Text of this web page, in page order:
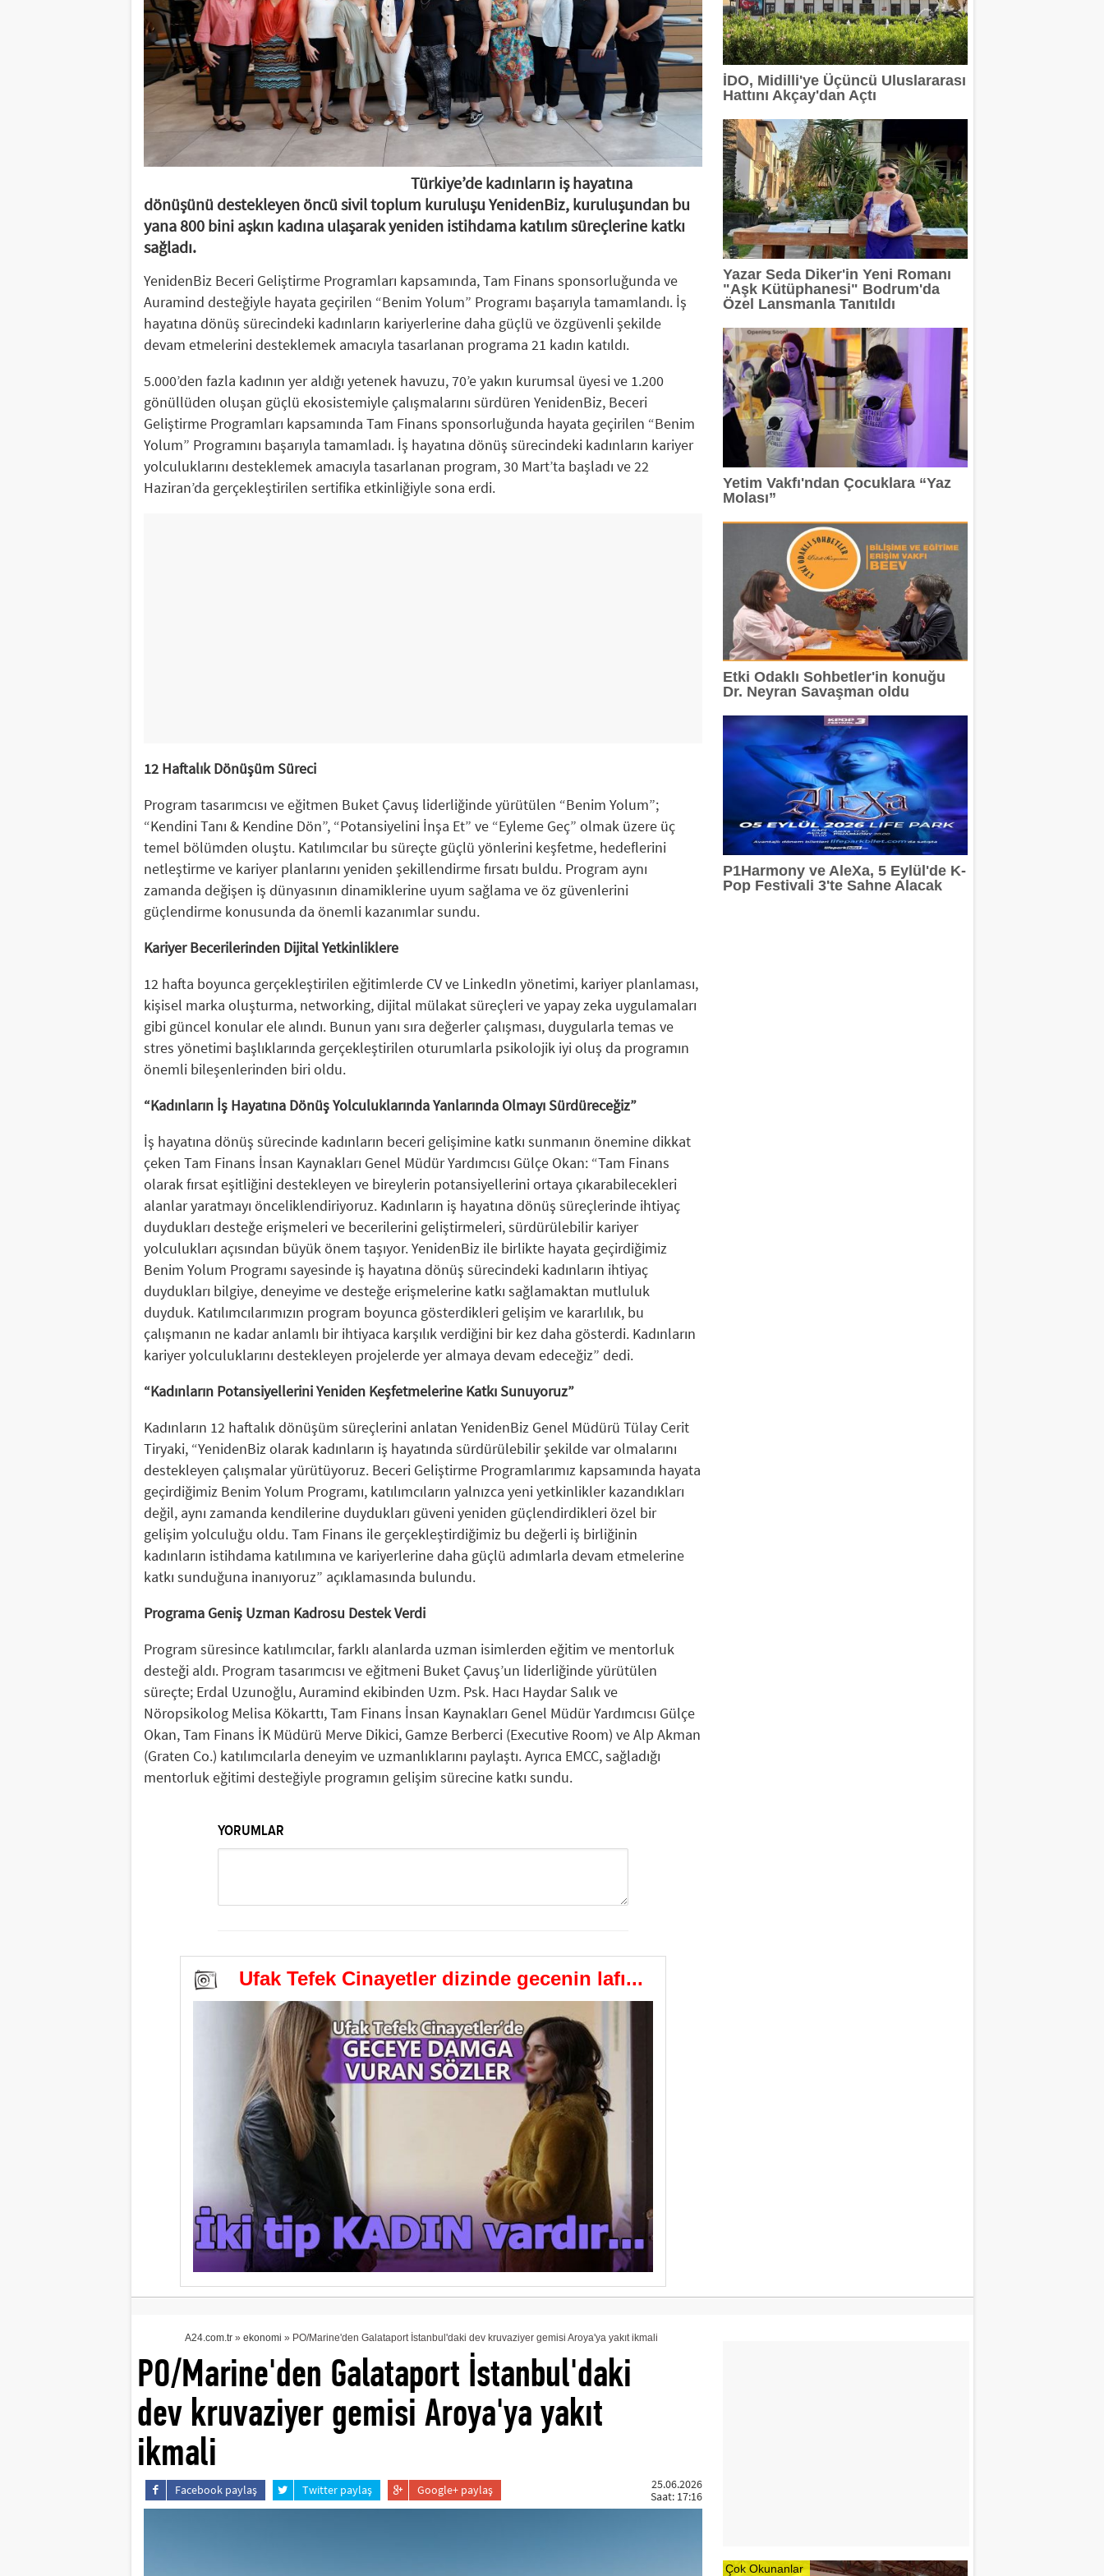
15:13 : TGC 2026 Sedat Simavi Ödülleri'ne başvurular devam ediyor
13:36 : Tasarım, teknoloji ve profesyonel etkileşim Geberit Info Showroom'da buluştu
13:27: TİBET MAKİNA'YA AS9100 ONAYI
12:23: Ünlü tasarımcı Ross Lovegrove, FDI İstanbul'da tasarımın geleceğini anlatacak
12:07: Saç bakımında kişiselleşme dönemi
11:34: PASHA Bank aktiflerini yüzde 16,1 büyüterek 17,2 milyar TL'ye taşıdı
: VARTA, Merrell İstanbul Ultra'nın Ana Sponsorları Arasında
Türkiye’de kadınların iş hayatına
dönüşünü destekleyen öncü sivil toplum kuruluşu YenidenBiz, kuruluşundan bu
yana 800 bini aşkın kadına ulaşarak yeniden istihdama katılım süreçlerine katkı
sağladı.
YenidenBiz Beceri Geliştirme Programları kapsamında, Tam Finans sponsorluğunda ve
Auramind desteğiyle hayata geçirilen “Benim Yolum” Programı başarıyla tamamlandı. İş
hayatına dönüş sürecindeki kadınların kariyerlerine daha güçlü ve özgüvenli şekilde
devam etmelerini desteklemek amacıyla tasarlanan programa 21 kadın katıldı.
5.000’den fazla kadının yer aldığı yetenek havuzu, 70’e yakın kurumsal üyesi ve 1.200
gönüllüden oluşan güçlü ekosistemiyle çalışmalarını sürdüren YenidenBiz, Beceri
Geliştirme Programları kapsamında Tam Finans sponsorluğunda hayata geçirilen “Benim
Yolum” Programını başarıyla tamamladı. İş hayatına dönüş sürecindeki kadınların kariyer
yolculuklarını desteklemek amacıyla tasarlanan program, 30 Mart’ta başladı ve 22
Haziran’da gerçekleştirilen sertifika etkinliğiyle sona erdi.
12 Haftalık Dönüşüm Süreci
Program tasarımcısı ve eğitmen Buket Çavuş liderliğinde yürütülen “Benim Yolum”;
“Kendini Tanı & Kendine Dön”, “Potansiyelini İnşa Et” ve “Eyleme Geç” olmak üzere üç
temel bölümden oluştu. Katılımcılar bu süreçte güçlü yönlerini keşfetme, hedeflerini
netleştirme ve kariyer planlarını yeniden şekillendirme fırsatı buldu. Program aynı
zamanda değişen iş dünyasının dinamiklerine uyum sağlama ve öz güvenlerini
güçlendirme konusunda da önemli kazanımlar sundu.
Kariyer Becerilerinden Dijital Yetkinliklere
12 hafta boyunca gerçekleştirilen eğitimlerde CV ve LinkedIn yönetimi, kariyer planlaması,
kişisel marka oluşturma, networking, dijital mülakat süreçleri ve yapay zeka uygulamaları
gibi güncel konular ele alındı. Bunun yanı sıra değerler çalışması, duygularla temas ve
stres yönetimi başlıklarında gerçekleştirilen oturumlarla psikolojik iyi oluş da programın
önemli bileşenlerinden biri oldu.
“Kadınların İş Hayatına Dönüş Yolculuklarında Yanlarında Olmayı Sürdüreceğiz”
İş hayatına dönüş sürecinde kadınların beceri gelişimine katkı sunmanın önemine dikkat
çeken Tam Finans İnsan Kaynakları Genel Müdür Yardımcısı Gülçe Okan: “Tam Finans
olarak fırsat eşitliğini destekleyen ve bireylerin potansiyellerini ortaya çıkarabilecekleri
alanlar yaratmayı önceliklendiriyoruz. Kadınların iş hayatına dönüş süreçlerinde ihtiyaç
duydukları desteğe erişmeleri ve becerilerini geliştirmeleri, sürdürülebilir kariyer
yolculukları açısından büyük önem taşıyor. YenidenBiz ile birlikte hayata geçirdiğimiz
Benim Yolum Programı sayesinde iş hayatına dönüş sürecindeki kadınların ihtiyaç
duydukları bilgiye, deneyime ve desteğe erişmelerine katkı sağlamaktan mutluluk
duyduk. Katılımcılarımızın program boyunca gösterdikleri gelişim ve kararlılık, bu
çalışmanın ne kadar anlamlı bir ihtiyaca karşılık verdiğini bir kez daha gösterdi. Kadınların
kariyer yolculuklarını destekleyen projelerde yer almaya devam edeceğiz” dedi.
“Kadınların Potansiyellerini Yeniden Keşfetmelerine Katkı Sunuyoruz”
Kadınların 12 haftalık dönüşüm süreçlerini anlatan YenidenBiz Genel Müdürü Tülay Cerit
Tiryaki, “YenidenBiz olarak kadınların iş hayatında sürdürülebilir şekilde var olmalarını
destekleyen çalışmalar yürütüyoruz. Beceri Geliştirme Programlarımız kapsamında hayata
geçirdiğimiz Benim Yolum Programı, katılımcıların yalnızca yeni yetkinlikler kazandıkları
değil, aynı zamanda kendilerine duydukları güveni yeniden güçlendirdikleri özel bir
gelişim yolculuğu oldu. Tam Finans ile gerçekleştirdiğimiz bu değerli iş birliğinin
kadınların istihdama katılımına ve kariyerlerine daha güçlü adımlarla devam etmelerine
katkı sunduğuna inanıyoruz” açıklamasında bulundu.
Programa Geniş Uzman Kadrosu Destek Verdi
Program süresince katılımcılar, farklı alanlarda uzman isimlerden eğitim ve mentorluk
desteği aldı. Program tasarımcısı ve eğitmeni Buket Çavuş’un liderliğinde yürütülen
süreçte; Erdal Uzunoğlu, Auramind ekibinden Uzm. Psk. Hacı Haydar Salık ve
Nöropsikolog Melisa Kökarttı, Tam Finans İnsan Kaynakları Genel Müdür Yardımcısı Gülçe
Okan, Tam Finans İK Müdürü Merve Dikici, Gamze Berberci (Executive Room) ve Alp Akman
(Graten Co.) katılımcılarla deneyim ve uzmanlıklarını paylaştı. Ayrıca EMCC, sağladığı
mentorluk eğitimi desteğiyle programın gelişim sürecine katkı sundu.
YORUMLAR
Ufak Tefek Cinayetler dizinde gecenin lafı...
İDO, Midilli'ye Üçüncü Uluslararası
Hattını Akçay'dan Açtı
Yazar Seda Diker'in Yeni Romanı
"Aşk Kütüphanesi" Bodrum'da
Özel Lansmanla Tanıtıldı
Yetim Vakfı'ndan Çocuklara “Yaz
Molası”
Etki Odaklı Sohbetler'in konuğu
Dr. Neyran Savaşman oldu
P1Harmony ve AleXa, 5 Eylül'de K-
Pop Festivali 3'te Sahne Alacak
PO/Marine'den Galataport İstanbul'daki
dev kruvaziyer gemisi Aroya'ya yakıt
ikmali
A24.com.tr» ekonomi » PO/Marine'den Galataport İstanbul'daki dev kruvaziyer gemisi Aroya'ya yakıt ikmali
Facebook paylaş Twitter paylaş Google+ paylaş
25.06.2026
Saat: 17:16
Çok Okunanlar